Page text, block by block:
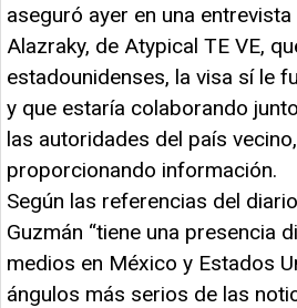
aseguró ayer en una
Alazraky, de Atypical TE VE,
estadounidenses, la visa sí le
y que estaría colaborando
las autoridades del país
proporcionando información.
Según las referencias del
Guzmán “tiene una presencia
medios en México y Estados
ángulos más serios de las